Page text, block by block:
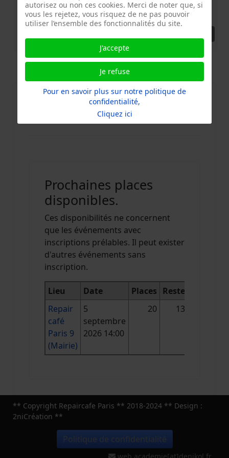
Accueil du public à partir de 14h00. Nous ne prenons plus
d'inscriptions à partir de 16h45.
Propulsé pariCagenda
Calendrier Repair Café Paris-
Arrondissements
Prochaines places
disponibles.
Ces disponibilités ne concernent
que les événements avec
inscriptions prélables. Il peut exister
d'autres événements sans
inscription.
Lieu Date Places Reste
Repair
café
Paris 9
(Mairie)
5
septembre
2026 14:00
20 13
** Copyright Repaircafe Paris ** 2018-2024 ** Design :
2niCréation **
Politique de confidentialité
web.academie[at]denikol.fr
autorisez ou non ces cookies. Merci de noter que, si
vous les rejetez, vous risquez de ne pas pouvoir
utiliser l’ensemble des fonctionnalités du site.
J'accepte
Je refuse
Pour en savoir plus sur notre politique de
confidentialité,
Cliquez ici